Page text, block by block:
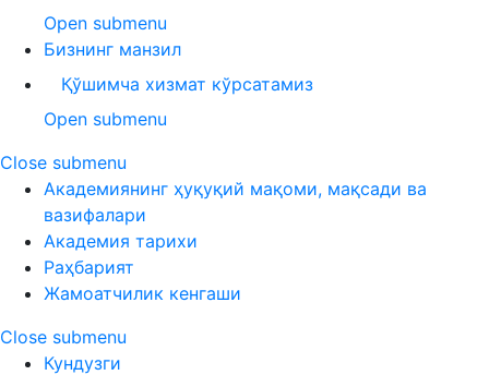
Open submenu
Бизнинг манзил
Қўшимча хизмат кўрсатамиз
Open submenu
Close submenu
Академиянинг ҳуқуқий мақоми, мақсади ва
вазифалари
Академия тарихи
Раҳбарият
Жамоатчилик кенгаши
Close submenu
Кундузги